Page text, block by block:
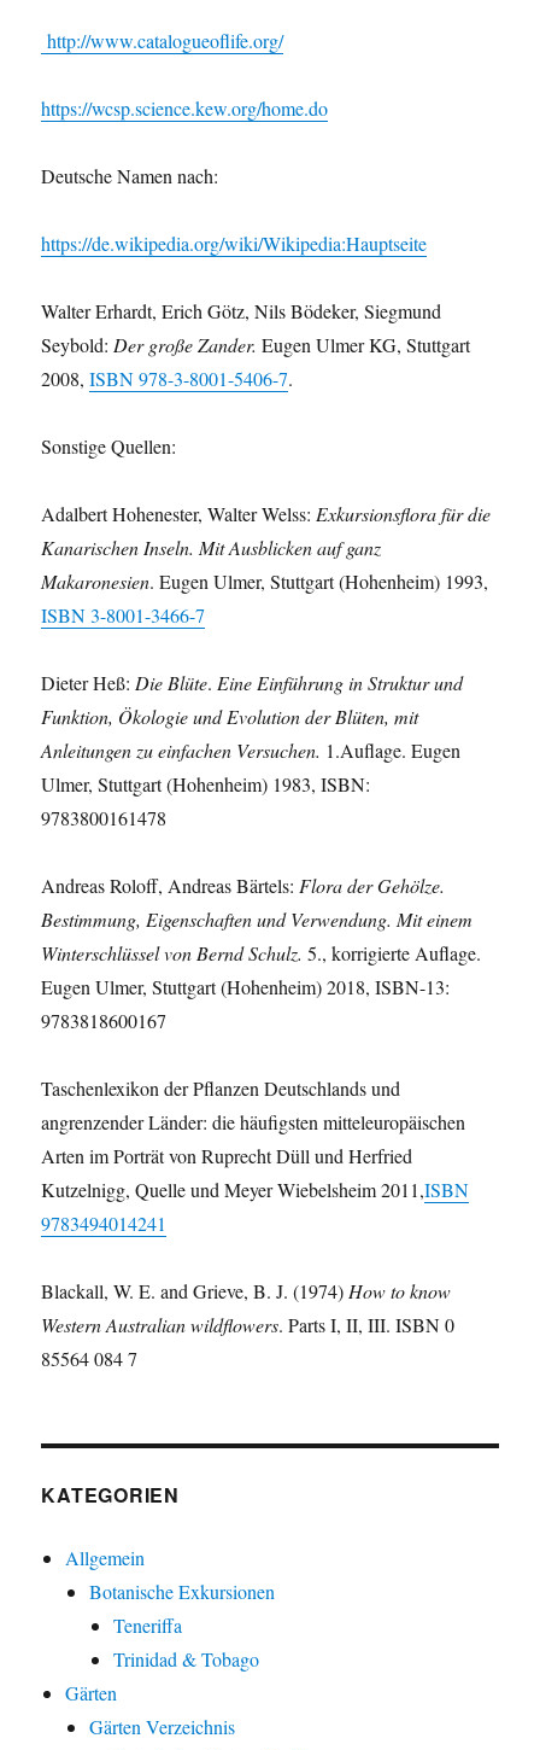
http://www.catalogueoflife.org/
https://wcsp.science.kew.org/home.do
Deutsche Namen nach:
https://de.wikipedia.org/wiki/Wikipedia:Hauptseite
Walter Erhardt, Erich Götz, Nils Bödeker, Siegmund
Seybold: Der große Zander. Eugen Ulmer KG, Stuttgart
2008,ISBN 978-3-8001-5406-7.
Sonstige Quellen:
Adalbert Hohenester, Walter Welss: Exkursionsflora für die
Kanarischen Inseln. Mit Ausblicken auf ganz
Makaronesien. Eugen Ulmer, Stuttgart (Hohenheim) 1993,
ISBN 3-8001-3466-7
Dieter Heß: Die Blüte. Eine Einführung in Struktur und
Funktion, Ökologie und Evolution der Blüten, mit
Anleitungen zu einfachen Versuchen. 1.Auflage. Eugen
Ulmer, Stuttgart (Hohenheim) 1983, ISBN:
9783800161478
Andreas Roloff, Andreas Bärtels: Flora der Gehölze.
Bestimmung, Eigenschaften und Verwendung. Mit einem
Winterschlüssel von Bernd Schulz. 5., korrigierte Auflage.
Eugen Ulmer, Stuttgart (Hohenheim) 2018, ISBN-13:
9783818600167
Taschenlexikon der Pflanzen Deutschlands und
angrenzender Länder: die häufigsten mitteleuropäischen
Arten im Porträt von Ruprecht Düll und Herfried
Kutzelnigg, Quelle und Meyer Wiebelsheim 2011,ISBN
9783494014241
Blackall, W. E. and Grieve, B. J. (1974) How to know
Western Australian wildflowers. Parts I, II, III. ISBN 0
85564 084 7
KATEGORIEN
Allgemein
Botanische Exkursionen
Teneriffa
Trinidad & Tobago
Gärten
Gärten Verzeichnis